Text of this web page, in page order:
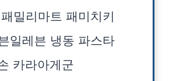
밀리마트 패미치키
일레븐 냉동 파스타
카라아게군